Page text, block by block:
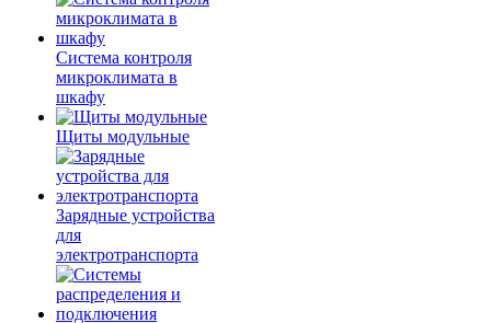
Система контроля
микроклимата в
шкафу
Щиты модульные
Зарядные устройства
для
электротранспорта